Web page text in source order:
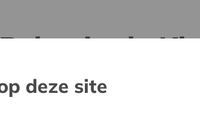
in de
aan het
deze site